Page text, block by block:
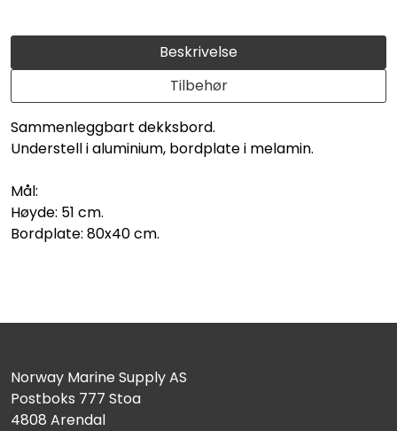
Beskrivelse
Tilbehør
Sammenleggbart dekksbord.
Understell i aluminium, bordplate i melamin.
Mål:
Høyde: 51 cm.
Bordplate: 80x40 cm.
Norway Marine Supply AS
Postboks 777 Stoa
4808 Arendal